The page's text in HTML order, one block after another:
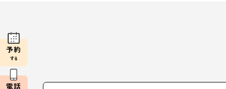
予約
する
電話